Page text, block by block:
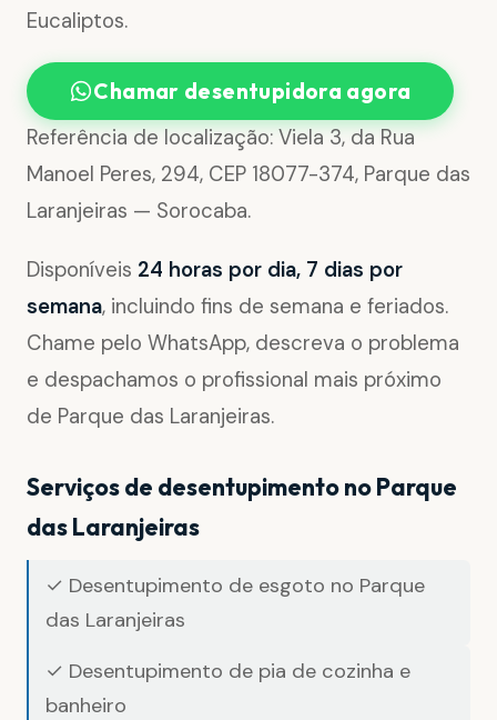
Eucaliptos.
Chamar desentupidora agora
Referência de localização: Viela 3, da Rua
Manoel Peres, 294, CEP 18077-374, Parque das
Laranjeiras — Sorocaba.
Disponíveis 24 horas por dia, 7 dias por
semana, incluindo fins de semana e feriados.
Chame pelo WhatsApp, descreva o problema
e despachamos o profissional mais próximo
de Parque das Laranjeiras.
Serviços de desentupimento no Parque
das Laranjeiras
✓ Desentupimento de esgoto no Parque
das Laranjeiras
✓ Desentupimento de pia de cozinha e
banheiro